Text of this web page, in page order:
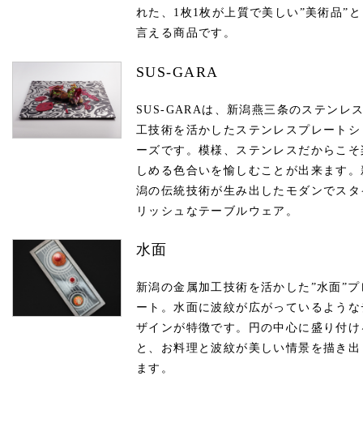
れた、1枚1枚が上質で美しい”美術品”
言える商品です。
SUS-GARA
SUS-GARAは、新潟燕三条のステンレ
工技術を活かしたステンレスプレートシ
ーズです。模様、ステンレスだからこそ
しめる色合いを愉しむことが出来ます。
潟の伝統技術が生み出したモダンでスタ
リッシュなテーブルウェア。
水面
新潟の金属加工技術を活かした”水面”プ
ート。水面に波紋が広がっているような
ザインが特徴です。円の中心に盛り付け
と、お料理と波紋が美しい情景を描き出
ます。